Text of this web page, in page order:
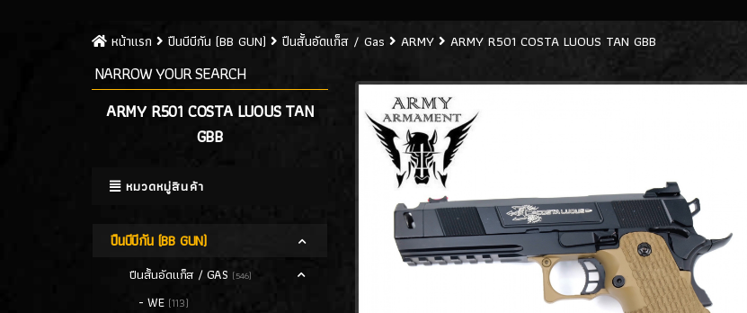
หน้าเเรก ปืนบีบีกัน (BB GUN) ปืนสั้นอัดแก็ส / Gas ARMY ARMY R501 COSTA LUOUS TAN GBB
NARROW YOUR SEARCH
ARMY R501 COSTA LUOUS TAN
GBB
หมวดหมู่สินค้า
ปืนบีบีกัน (BB GUN)
ปืนสั้นอัดแก็ส / GAS (546)
- WE (113)